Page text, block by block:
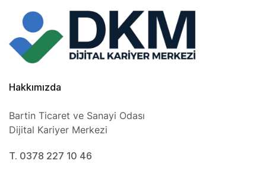
Hakkımızda
Bartin Ticaret ve Sanayi Odası
Dijital Kariyer Merkezi
T. 0378 227 10 46